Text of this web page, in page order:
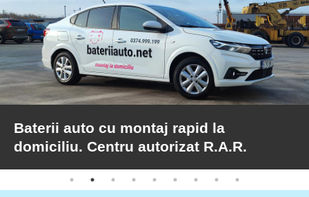
Baterii
moto
Baterii
de
camion
Baterii auto cu montaj rapid la
domiciliu. Centru autorizat R.A.R.